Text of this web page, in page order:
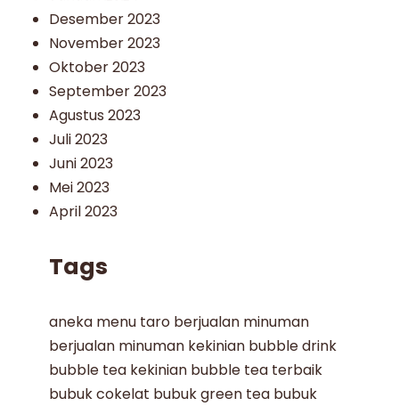
Desember 2023
November 2023
Oktober 2023
September 2023
Agustus 2023
Juli 2023
Juni 2023
Mei 2023
April 2023
Tags
aneka menu taro berjualan minuman
berjualan minuman kekinian bubble drink
bubble tea kekinian bubble tea terbaik
bubuk cokelat bubuk green tea bubuk